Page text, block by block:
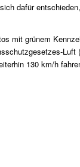
dafür
mit grünem
130 km/h